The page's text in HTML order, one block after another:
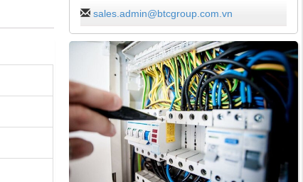
sales.admin@btcgroup.com.vn